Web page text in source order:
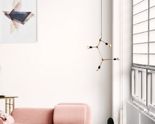
Et vestibulum quis a suspendisse